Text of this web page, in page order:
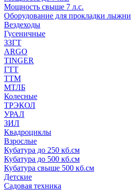
Мощность свыше 7 л.с.
Оборудование для прокладки лыжни
Вездеходы
Гусеничные
ЗЗГТ
ARGO
TINGER
ГТТ
ТТМ
МТЛБ
Колесные
ТРЭКОЛ
УРАЛ
ЗИЛ
Квадроциклы
Взрослые
Кубатура до 250 кб.см
Кубатура до 500 кб.см
Кубатура свыше 500 кб.см
Детские
Садовая техника